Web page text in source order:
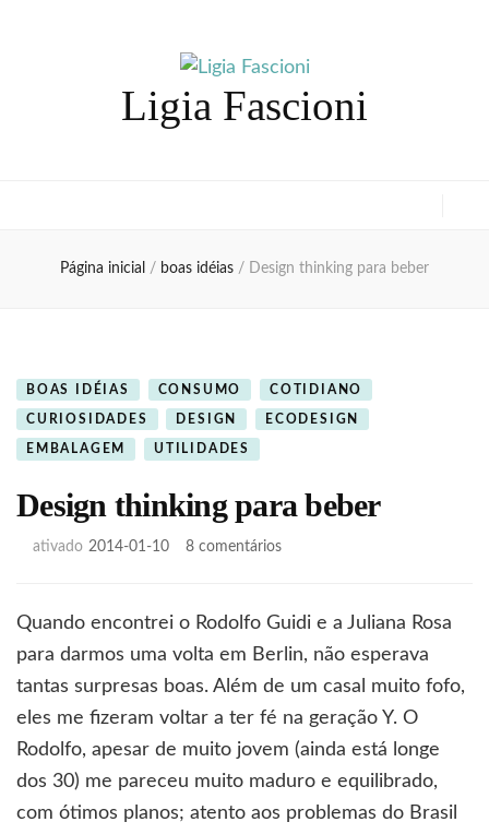
Ligia Fascioni
Página inicial / boas idéias / Design thinking para beber
BOAS IDÉIAS CONSUMO COTIDIANO
CURIOSIDADES DESIGN ECODESIGN
EMBALAGEM UTILIDADES
Design thinking para beber
ativado 2014-01-10 8 comentáriosem
para
Quando encontrei o Rodolfo Guidi e a Juliana Rosa
para darmos uma volta em Berlin, não esperava
tantas surpresas boas. Além de um casal muito fofo,
eles me fizeram voltar a ter fé na geração Y. O
Rodolfo, apesar de muito jovem (ainda está longe
dos 30) me pareceu muito maduro e equilibrado,
com ótimos planos; atento aos problemas do Brasil